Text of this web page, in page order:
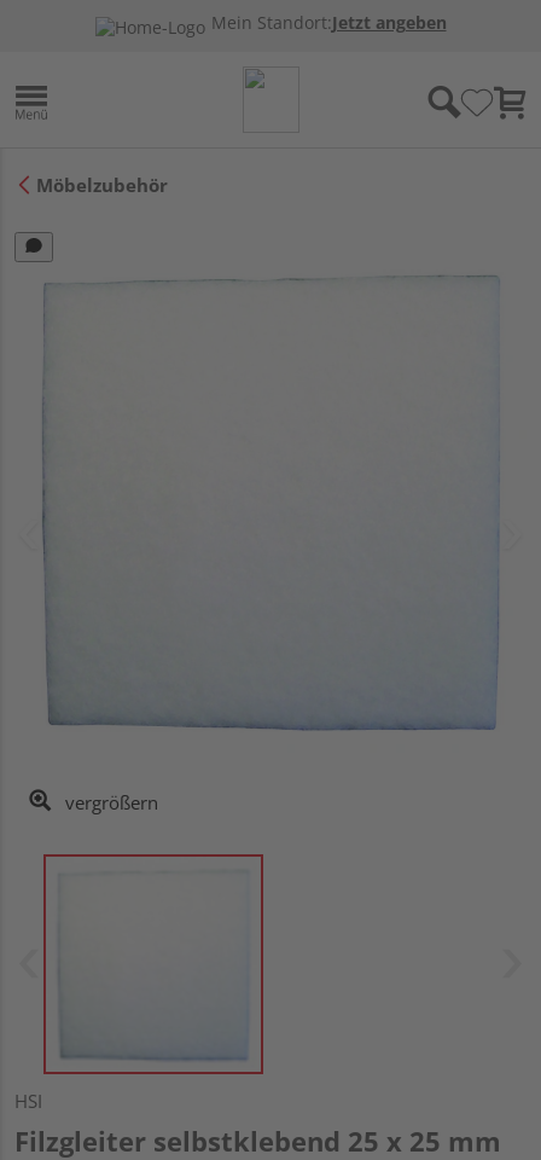
Mein Standort:Jetzt angeben
Möbelzubehör
vergrößern
HSI
Filzgleiter selbstklebend 25 x 25 mm